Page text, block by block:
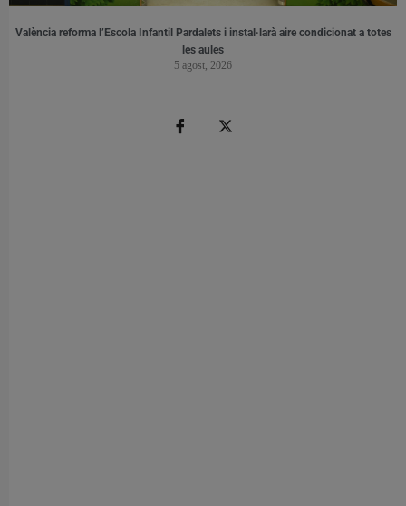
València reforma l’Escola Infantil Pardalets i instal·larà aire condicionat a totes
les aules
5 agost, 2026